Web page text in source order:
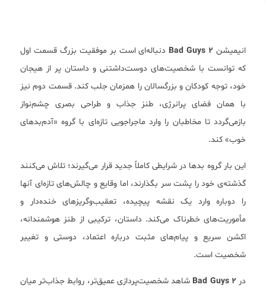
انیمیشن Bad Guys 2دنباله‌ای است بر موفقیت بزرگ قسمت اول
که توانست با شخصیت‌های دوست‌داشتنی و داستان پر از هیجان
خود، توجه کودکان و بزرگسالان را همزمان جلب کند. قسمت دوم نیز
با همان فضای پرانرژی، طنز جذاب و طراحی بصری چشم‌نواز
بازمی‌گردد تا مخاطبان را وارد ماجراجویی تازه‌ای با گروه «آدم‌بدهای
خوب» کند.
این بار گروه بدها در شرایطی کاملاً جدید قرار می‌گیرند؛ تلاش می‌کنند
گذشته‌ی خود را پشت سر بگذارند، اما وقایع و چالش‌های تازه‌ای آنها
را دوباره وارد یک نقشه پیچیده، تعقیب‌وگریزهای خنده‌دار و
مأموریت‌های خطرناک می‌کند. داستان، ترکیبی از طنز هوشمندانه،
اکشن سریع و پیام‌های مثبت درباره اعتماد، دوستی و تغییر
شخصیت است.
در Bad Guys 2شاهد شخصیت‌پردازی عمیق‌تر، روابط جذاب‌تر میان